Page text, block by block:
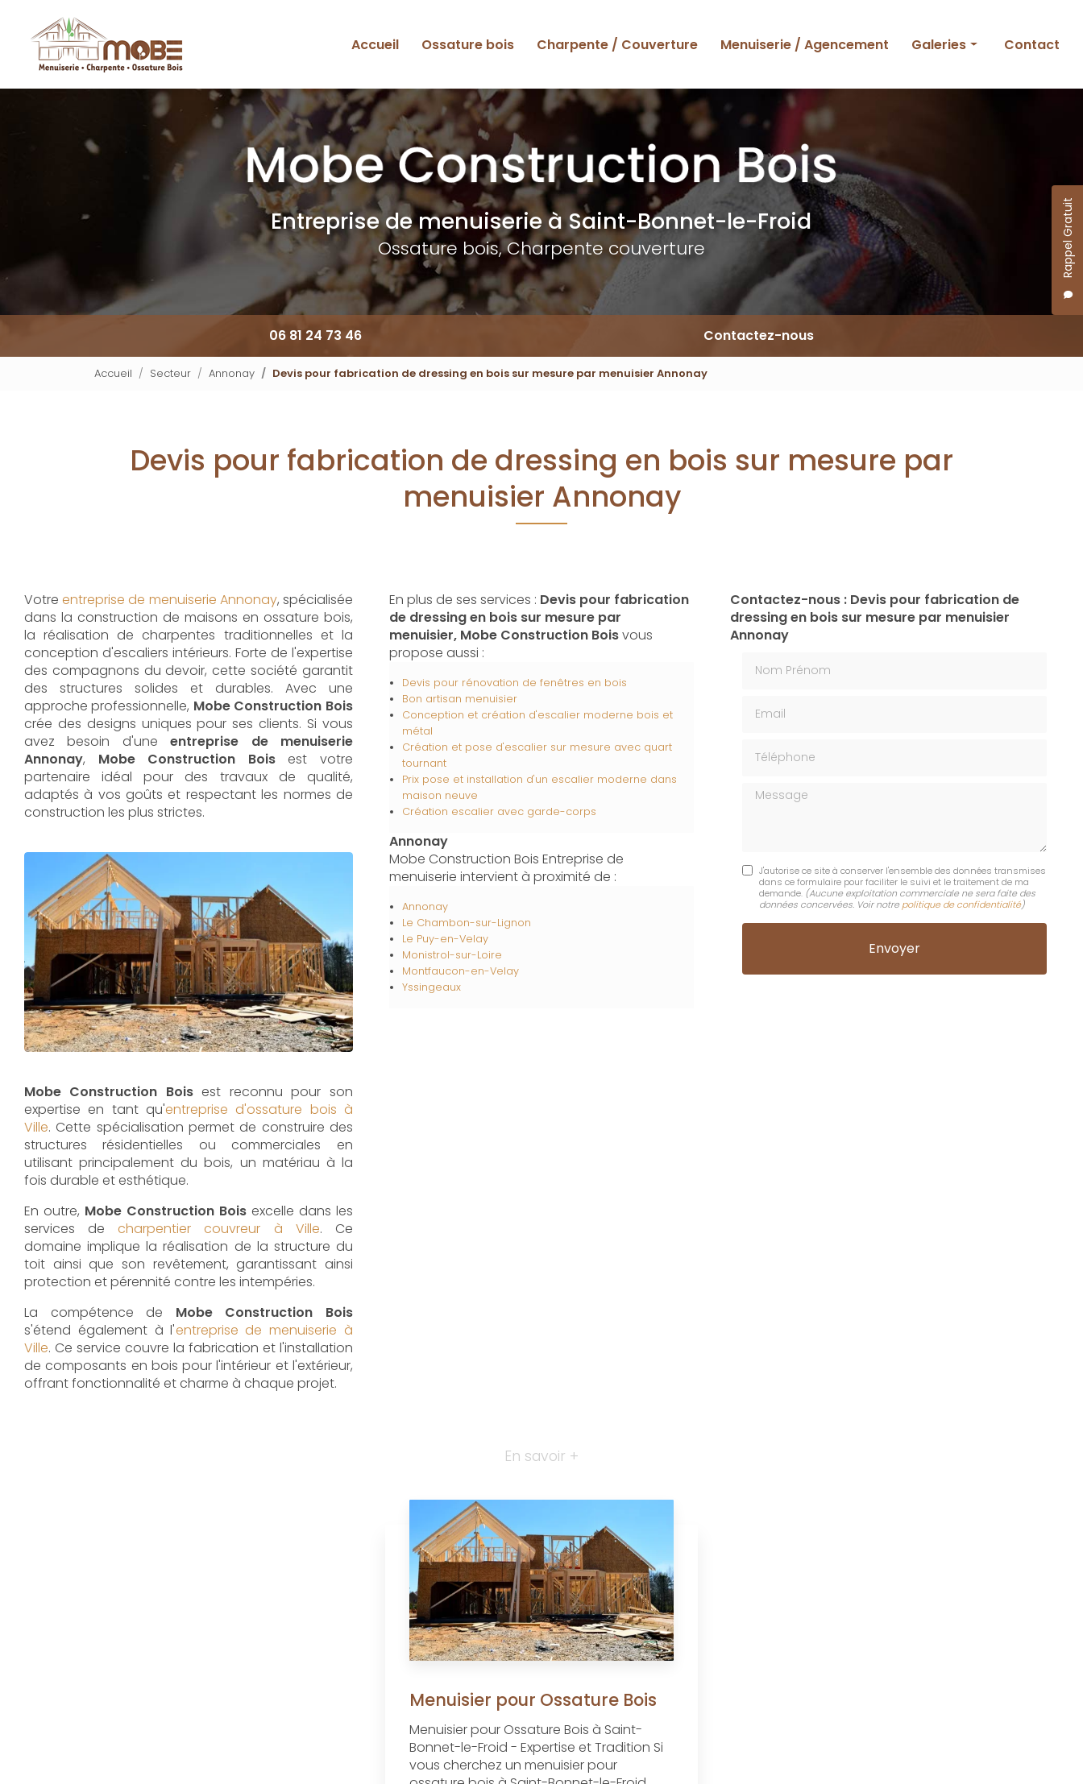
contenu
principal
Rappel Gratuit
Accueil Ossature bois Charpente / Couverture Menuiserie / Agencement Galeries Contact
Entreprise de menuiserieà Saint-Bonnet-le-Froid
Ossature bois, Charpente couverture
06 81 24 73 46 Contactez-nous
Accueil Secteur Annonay Devis pour fabrication de dressing en bois sur mesure par menuisier Annonay
Devis pour fabrication de dressing en bois sur mesure par
menuisier Annonay
Votre entreprise de menuiserie Annonay, spécialisée
dans la construction de maisons en ossature bois,
la réalisation de charpentes traditionnelles et la
conception d'escaliers intérieurs. Forte de l'expertise
des compagnons du devoir, cette société garantit
des structures solides et durables. Avec une
approche professionnelle, Mobe Construction Bois
crée des designs uniques pour ses clients. Si vous
avez besoin d'uneentreprise de menuiserie
Annonay, Mobe Construction Boisest votre
partenaire idéal pour des travaux de qualité,
adaptés à vos goûts et respectant les normes de
construction les plus strictes.
Mobe Construction Bois est reconnu pour son
expertise en tant qu'entreprise d'ossature bois à
Ville. Cette spécialisation permet de construire des
structures résidentielles ou commerciales en
utilisant principalement du bois, un matériau à la
fois durable et esthétique.
En outre, Mobe Construction Bois excelle dans les
services decharpentier couvreur à Ville. Ce
domaine implique la réalisation de la structure du
toit ainsi que son revêtement, garantissant ainsi
protection et pérennité contre les intempéries.
La compétence de Mobe Construction Bois
s'étend également à l'entreprise de menuiserie à
Ville. Ce service couvre la fabrication et l'installation
de composants en bois pour l'intérieur et l'extérieur,
offrant fonctionnalité et charme à chaque projet.
En plus de ses services : Devis pour fabrication
de dressing en bois sur mesure par
menuisier, Mobe Construction Boisvous
propose aussi :
Devis pour rénovation de fenêtres en bois
Bon artisan menuisier
Conception et création d'escalier moderne bois et
métal
Création et pose d'escalier sur mesure avec quart
tournant
Prix pose et installation d'un escalier moderne dans
maison neuve
Création escalier avec garde-corps
Annonay
Mobe Construction Bois Entreprise de
menuiserie intervient à proximité de :
Annonay
Le Chambon-sur-Lignon
Le Puy-en-Velay
Monistrol-sur-Loire
Montfaucon-en-Velay
Yssingeaux
Contactez-nous : Devis pour fabrication de
dressing en bois sur mesure par menuisier
Annonay
Message
J'autorise ce site à conserver l'ensemble des données transmises
dans ce formulaire pour faciliter le suivi et le traitement de ma
demande. (Aucune exploitation commerciale ne sera faite des
données concervées. Voir notre politique de confidentialité)
En savoir +
Menuisier pour Ossature Bois
Menuisier pour Ossature Bois à Saint-
Bonnet-le-Froid - Expertise et Tradition Si
vous cherchez un menuisier pour